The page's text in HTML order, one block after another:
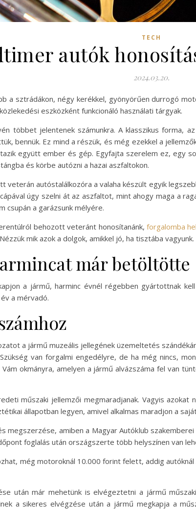
TECH
autók
2024.03.20.
a sztrádákon, négy kerékkel, gyönyörűen durrogó
eszközként funkcionáló használati tárgyak.
többet jelentenek számunkra. A klasszikus forma,
bennük. Ez mind a részük, és még ezekkel a
együtt ember és gép. Egyfajta szerelem ez, egy
és körbe autózni a hazai aszfaltokon.
veterán autóstalálkozóra a valaha készült egyik
úgy szelni át az aszfaltot, mint ahogy maga a
csupán a garázsunk mélyére.
behozott veteránt honosítanánk, forgalomba
mik azok a dolgok, amikkel jó, ha tisztába vagyunk.
már betöltötte
a jármű, harminc évnél régebben gyártottnak
a mérvadó.
a jármű muzeális jellegének üzemeltetés
van forgalmi engedélyre, de ha még nincs,
okmányra, amelyen a jármű alvázszáma fel van
műszaki jellemzői megmaradjanak. Vagyis
állapotban legyen, amivel alkalmas maradjon a
megszerzése, amiben a Magyar Autóklub
foglalás után országszerte több helyszínen van
még motoroknál 10.000 forint felett, addig
után már mehetünk is elvégeztetni a jármű
a sikeres elvégzése után a jármű megkapja a